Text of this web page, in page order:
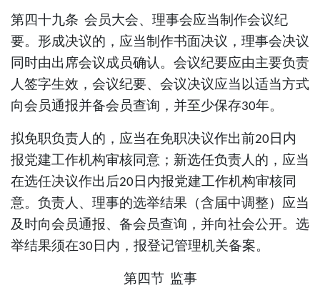
第四十九条 会员大会、理事会应当制作会议纪
要。形成决议的，应当制作书面决议，理事会决议
同时由出席会议成员确认。会议纪要应由主要负责
人签字生效，会议纪要、会议决议应当以适当方式
向会员通报并备会员查询，并至少保存30年。
拟免职负责人的，应当在免职决议作出前20日内
报党建工作机构审核同意；新选任负责人的，应当
在选任决议作出后20日内报党建工作机构审核同
意。负责人、理事的选举结果（含届中调整）应当
及时向会员通报、备会员查询，并向社会公开。选
举结果须在30日内，报登记管理机关备案。
第四节 监事